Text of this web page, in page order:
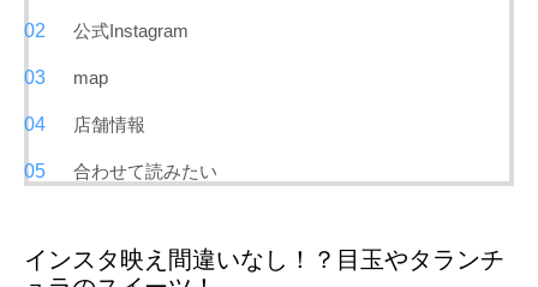
公式Instagram
map
店舗情報
合わせて読みたい
インスタ映え間違いなし！？目玉やタランチ